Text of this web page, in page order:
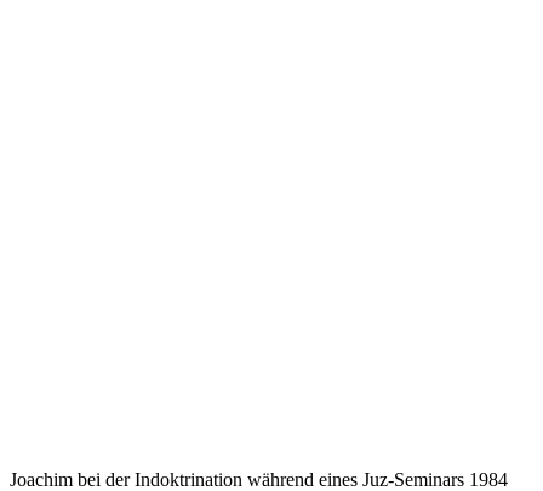
Joachim bei der Indoktrination während eines Juz-Seminars 1984